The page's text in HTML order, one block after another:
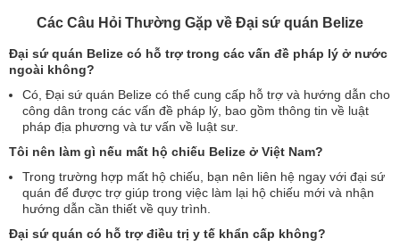
Các Câu Hỏi Thường Gặp về Đại sứ quán Belize
Đại sứ quán Belize có hỗ trợ trong các vấn đề pháp lý ở nước
ngoài không?
Có, Đại sứ quán Belize có thể cung cấp hỗ trợ và hướng dẫn cho
công dân trong các vấn đề pháp lý, bao gồm thông tin về luật
pháp địa phương và tư vấn về luật sư.
Tôi nên làm gì nếu mất hộ chiếu Belize ở Việt Nam?
Trong trường hợp mất hộ chiếu, bạn nên liên hệ ngay với đại sứ
quán để được trợ giúp trong việc làm lại hộ chiếu mới và nhận
hướng dẫn cần thiết về quy trình.
Đại sứ quán có hỗ trợ điều trị y tế khẩn cấp không?